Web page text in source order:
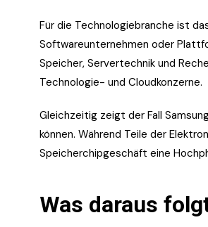
Für die Technologiebranche ist
Softwareunternehmen oder
Speicher, Servertechnik und
Technologie- und Cloudkonzerne.
Gleichzeitig zeigt der Fall
können. Während Teile der
Speicherchipgeschäft eine
Was daraus